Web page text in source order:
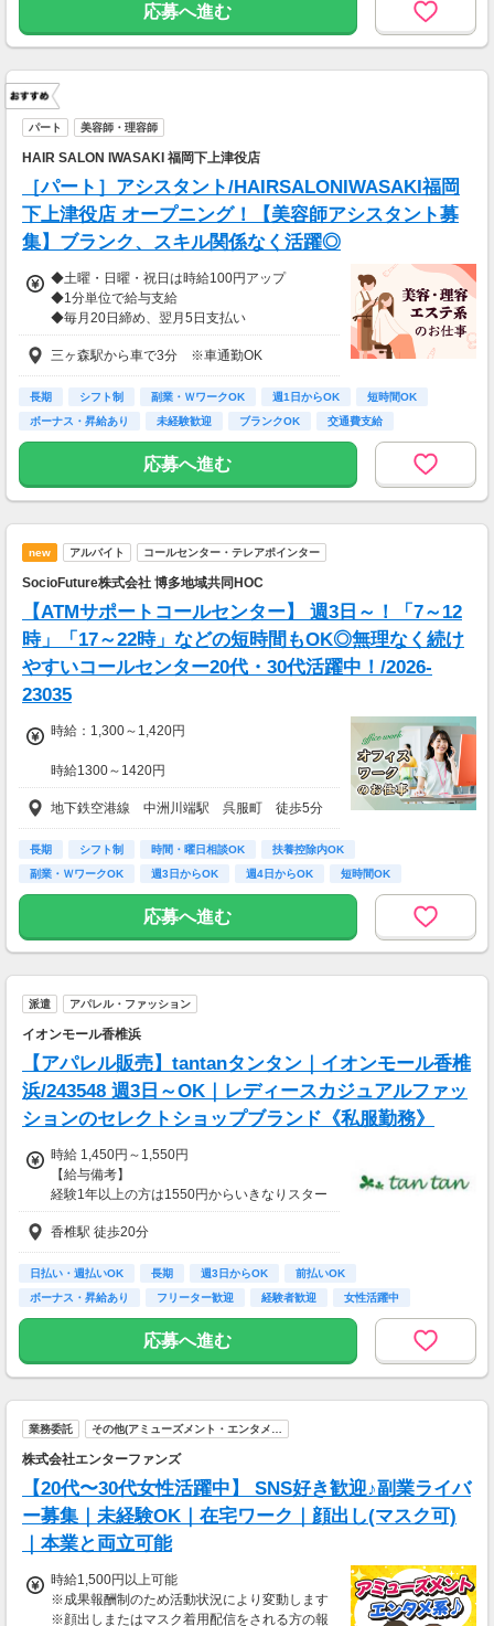
応募へ進む
パート 美容師・理容師
HAIR SALON IWASAKI 福岡下上津役店
［パート］アシスタント/HAIRSALONIWASAKI福岡
下上津役店 オープニング！【美容師アシスタント募
集】ブランク、スキル関係なく活躍◎
◆土曜・日曜・祝日は時給100円アップ
◆1分単位で給与支給
◆毎月20日締め、翌月5日支払い
◆交通費全額支給
※試用期間6か月あり、試用期間後と同条件
三ヶ森駅から車で3分 ※車通勤OK
長期 シフト制 副業・ＷワークOK 週1日からOK
短時間OK
ボーナス・昇給あり
未経験歓迎 ブランクOK 交通費支給
応募へ進む
new アルバイト コールセンター・テレアポインター
SocioFuture株式会社 博多地域共同HOC
【ATMサポートコールセンター】 週3日～！「7～12
時」「17～22時」などの短時間もOK◎無理なく続け
やすいコールセンター20代・30代活躍中！/2026-
23035
時給：1,300～1,420円
時給1300～1420円
★交通費規定支給
【時給詳細】
平日)1300円
土日祝)1420円
・年末年始手当：12/30～1/4の間に1日3.75h以
上勤務で下記支給
12/31～1/3が1日5000円
地下鉄空港線 中洲川端駅 呉服町 徒歩5分
長期 シフト制 時間・曜日相談OK
扶養控除内OK
副業・ＷワークOK
週3日からOK 週4日からOK
短時間OK
16時前退社OK
応募へ進む
派遣 アパレル・ファッション
イオンモール香椎浜
【アパレル販売】tantanタンタン｜イオンモール香椎
浜/243548 週3日～OK｜レディースカジュアルファッ
ションのセレクトショップブランド《私服勤務》
時給 1,450円～1,550円
【給与備考】
経験1年以上の方は1550円からいきなりスター
ト！経験1年未満の方も就業1年後には必ず155
0円に昇給します！
◆月収例
24万3千～26万円＋残業手当
6割のスタッフが利用中！働いた給料の一部を
最短即時支払い。
利用料・振込手数料はすべて無料。
香椎駅 徒歩20分
日払い・週払いOK 長期 週3日からOK
前払いOK
ボーナス・昇給あり
フリーター歓迎 経験者歓迎
女性活躍中
高校卒業以上
応募へ進む
業務委託 その他(アミューズメント・エンタメ…
株式会社エンターファンズ
【20代〜30代女性活躍中】 SNS好き歓迎♪副業ライバ
ー募集｜未経験OK｜在宅ワーク｜顔出し(マスク可)
｜本業と両立可能
時給1,500円以上可能
※成果報酬制のため活動状況により変動します
※顔出しまたはマスク着用配信をされる方の報